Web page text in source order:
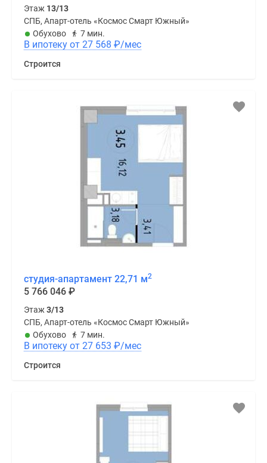
Этаж 13/13
СПБ, Апарт-отель «Космос Смарт Южный»
Обухово
7 мин.
В ипотеку от 27 568 ₽/мес
Строится
студия-апартамент 22,71 м2
5 766 046 ₽
Этаж 3/13
СПБ, Апарт-отель «Космос Смарт Южный»
Обухово
7 мин.
В ипотеку от 27 653 ₽/мес
Строится